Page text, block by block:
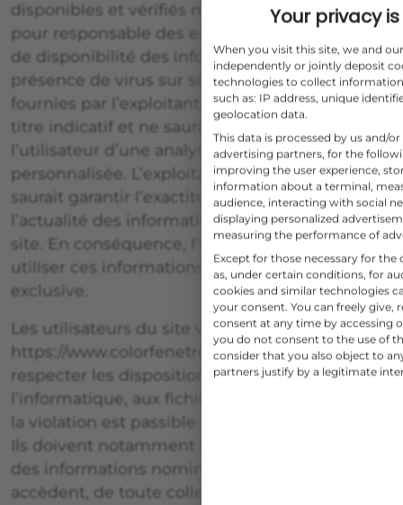
disponibles et vérifiés mais ne saurait être tenu
pour responsable des erreurs, d’une absence
de disponibilité des informations et/ou de la
présence de virus sur son site. Les informations
fournies par l’exploitant du site web le sont à
titre indicatif et ne sauraient dispenser
l’utilisateur d’une analyse complémentaire et
personnalisée. L’exploitant du site web ne
saurait garantir l’exactitude, la complétude,
l’actualité des informations diffusées sur son
site. En conséquence, l’utilisateur reconnaît
utiliser ces informations sous sa responsabilité
exclusive.
Les utilisateurs du site web «
https://www.colorfenetre.fr » sont tenus de
respecter les dispositions de la loi relative à
l’informatique, aux fichiers et aux libertés, dont
la violation est passible de sanctions pénales.
Ils doivent notamment s’abstenir, s’agissant
des informations nominatives auxquelles ils
accèdent, de toute collecte, de toute utilisation
Your privacy
When you visit this site, we and
independently or jointly deposit
technologies to collect
such as: IP address, unique
geolocation data.
This data is processed by us and/
advertising partners, for the
improving the user experience,
information about a terminal,
audience, interacting with social
displaying personalized
measuring the performance of
Except for those necessary for the
as, under certain conditions, for
cookies and similar technologies
your consent. You can freely give,
consent at any time by accessing
you do not consent to the use of
consider that you also object to
partners justify by a legitimate